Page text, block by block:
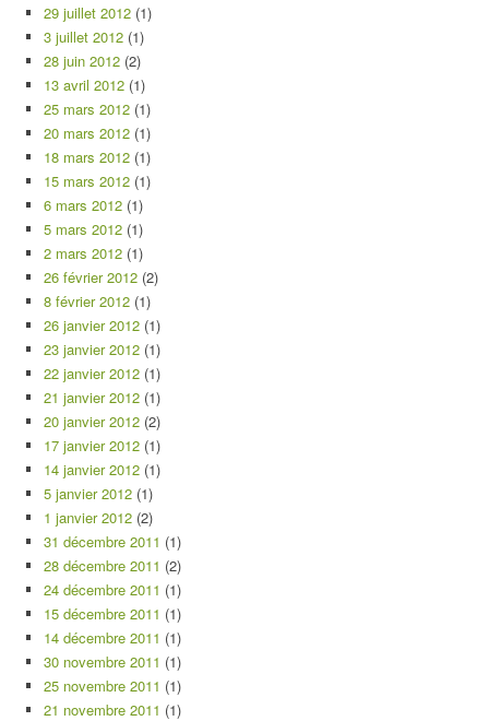
29 juillet 2012 (1)
3 juillet 2012 (1)
28 juin 2012 (2)
13 avril 2012 (1)
25 mars 2012 (1)
20 mars 2012 (1)
18 mars 2012 (1)
15 mars 2012 (1)
6 mars 2012 (1)
5 mars 2012 (1)
2 mars 2012 (1)
26 février 2012 (2)
8 février 2012 (1)
26 janvier 2012 (1)
23 janvier 2012 (1)
22 janvier 2012 (1)
21 janvier 2012 (1)
20 janvier 2012 (2)
17 janvier 2012 (1)
14 janvier 2012 (1)
5 janvier 2012 (1)
1 janvier 2012 (2)
31 décembre 2011 (1)
28 décembre 2011 (2)
24 décembre 2011 (1)
15 décembre 2011 (1)
14 décembre 2011 (1)
30 novembre 2011 (1)
25 novembre 2011 (1)
21 novembre 2011 (1)